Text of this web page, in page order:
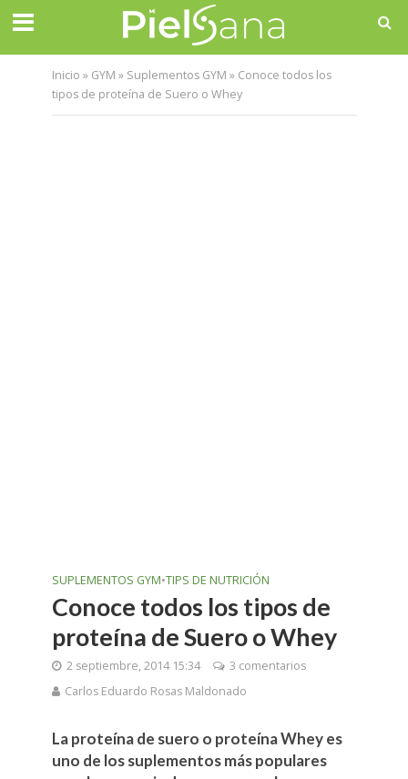
Inicio » GYM » Suplementos GYM » Conoce todos los
tipos de proteína de Suero o Whey
SUPLEMENTOS GYM•TIPS DE NUTRICIÓN
Conoce todos los tipos de
proteína de Suero o Whey
2 septiembre, 2014 15:34
3 comentarios
Carlos Eduardo Rosas Maldonado
La proteína de suero o proteína Whey es
uno de los suplementos más populares